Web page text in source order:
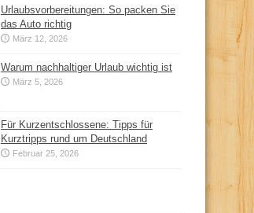
Urlaubsvorbereitungen: So packen Sie
das Auto richtig
März 12, 2026
Warum nachhaltiger Urlaub wichtig ist
März 5, 2026
Für Kurzentschlossene: Tipps für
Kurztripps rund um Deutschland
Februar 25, 2026